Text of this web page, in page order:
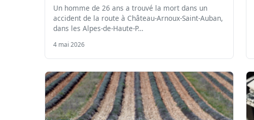
Un homme de 26 ans a trouvé la mort dans un
accident de la route à Château-Arnoux-Saint-Auban,
dans les Alpes-de-Haute-P…
4 mai 2026